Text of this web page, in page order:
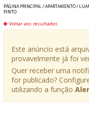
PÁGINA PRINCIPAL /APARTAMENTO/
PINTO
Voltar aos resultados
Este anúncio está
provavelmente já foi
Quer receber uma
for publicado?
utilizando a função